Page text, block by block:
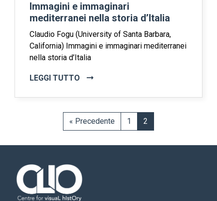
Immagini e immaginari
mediterranei nella storia d’Italia
Claudio Fogu (University of Santa Barbara,
California) Immagini e immaginari mediterranei
nella storia d’Italia
LEGGI TUTTO
« Precedente 1 2